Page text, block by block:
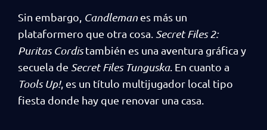
Sin embargo, Candleman es más un
plataformero que otra cosa. Secret Files 2:
Puritas Cordistambién es una aventura gráfica y
secuela de Secret Files Tunguska. En cuanto a
Tools Up!, es un título multijugador local tipo
fiesta donde hay que renovar una casa.